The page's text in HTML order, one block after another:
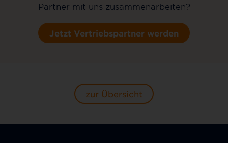
Partner mit uns zusammenarbeiten?
Jetzt Vertriebspartner werden
zur Übersicht